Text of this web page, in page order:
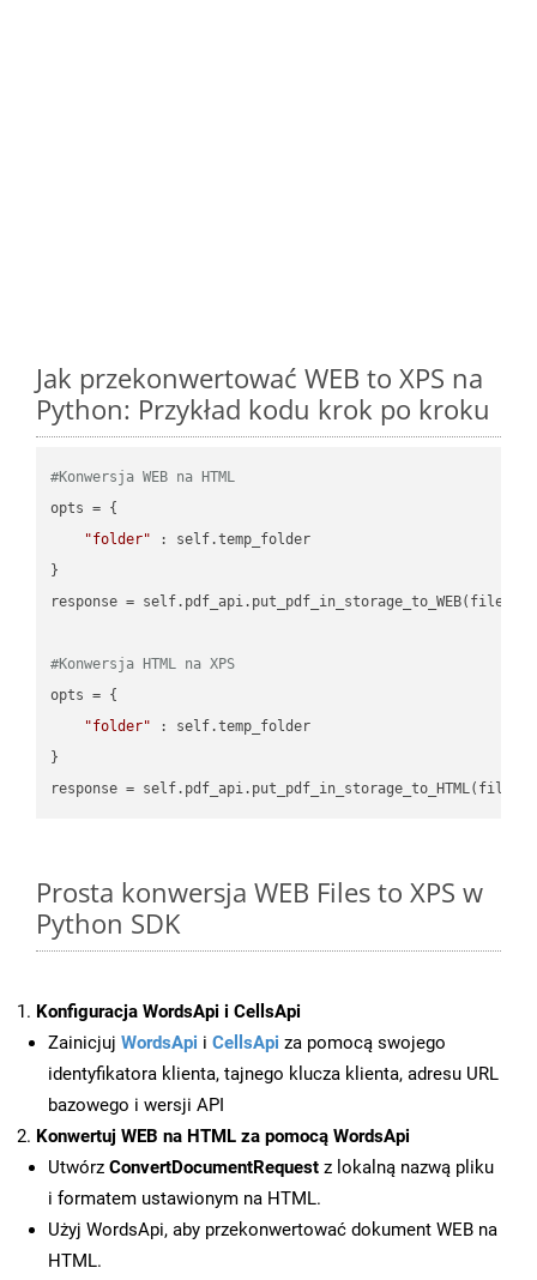
Jak przekonwertować WEB to XPS na
Python: Przykład kodu krok po kroku
#Konwersja WEB na HTML
opts = {
"folder" : self.temp_folder
}
response =
#Konwersja HTML na XPS
opts = {
"folder" : self.temp_folder
}
Prosta konwersja WEB Files to XPS w
Python SDK
Konfiguracja WordsApi i CellsApi
Zainicjuj WordsApi i CellsApi za pomocą swojego
identyfikatora klienta, tajnego klucza klienta, adresu URL
bazowego i wersji API
Konwertuj WEB na HTML za pomocą WordsApi
Utwórz ConvertDocumentRequest z lokalną nazwą pliku
i formatem ustawionym na HTML.
Użyj WordsApi, aby przekonwertować dokument WEB na
HTML.